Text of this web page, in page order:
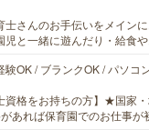
士さんのお手伝いをメイン
と一緒に遊んだり・給食
験OK / ブランクOK / パソコ
資格をお持ちの方】★国家
あれば保育園でのお仕事